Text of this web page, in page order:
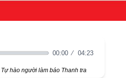
00:00 04:23
Tự hào người làm báo Thanh tra